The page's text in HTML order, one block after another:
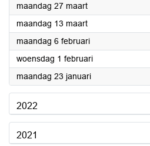
maandag 27 maart2023
maandag 13 maart2023
maandag 6 februari2023
woensdag 1 februari2023
maandag 23 januari2023
2022
2021